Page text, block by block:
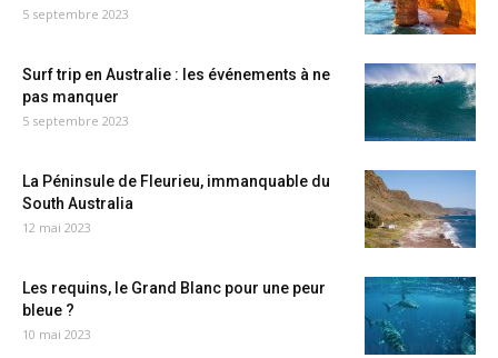
5 septembre 2023
Surf trip en Australie : les événements à ne
pas manquer
5 septembre 2023
La Péninsule de Fleurieu, immanquable du
South Australia
12 mai 2023
Les requins, le Grand Blanc pour une peur
bleue ?
10 mai 2023